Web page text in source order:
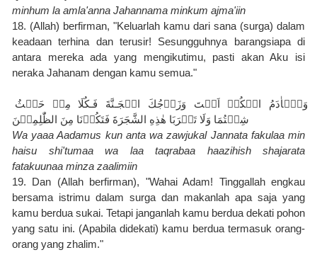
minhum la amla'anna Jahannama minkum ajma'iin
18. (Allah) berfirman, "Keluarlah kamu dari sana (surga) dalam
keadaan terhina dan terusir! Sesungguhnya barangsiapa di
antara mereka ada yang mengikutimu, pasti akan Aku isi
neraka Jahanam dengan kamu semua."
شِئۡتُمَا وَلَا تَقۡرَبَا هٰذِهِ الشَّجَرَةَ فَتَكُوۡنَا مِنَ الظّٰلِمِيۡنَ
Wa yaaa Aadamus kun anta wa zawjukal Jannata fakulaa min
haisu shi'tumaa wa laa taqrabaa haazihish shajarata
fatakuunaa minza zaalimiin
19. Dan (Allah berfirman), "Wahai Adam! Tinggallah engkau
bersama istrimu dalam surga dan makanlah apa saja yang
kamu berdua sukai. Tetapi janganlah kamu berdua dekati pohon
yang satu ini. (Apabila didekati) kamu berdua termasuk orang-
orang yang zhalim."